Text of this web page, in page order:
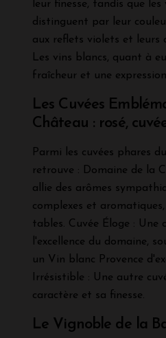
leur finesse, tandis que les
distinguent par leur
aux reflets violets et leurs
Les vins blancs, quant à
fraîcheur et une
Les Cuvées
Château : rosé,
Parmi les cuvées phares
retrouve : Domaine de la
allie des arômes
complexes et
tables. Cuvée Éloge : Une
l'excellence du domaine,
un Vin blanc Provence
Irrésistible : Une autre
caractère et sa finesse.
Le Vignoble de la